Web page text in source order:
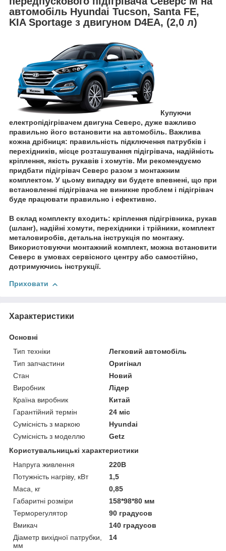
автомобіль Hyundai Tucson, Santa FE,
KIA Sportage з двигуном D4EA, (2,0 л)
Купуючи
електропідігрівачем двигуна Северс, дуже важливо
правильно його встановити на автомобіль. Важлива
кожна дрібниця: правильність підключення патрубків і
перехідників, місце розташування підігрівача, надійність
кріплення, якість рукавів і хомутів. Ми рекомендуємо
придбати підігрівач Северс разом з монтажним
комплектом. У цьому випадку ви будете впевнені, що при
встановленні підігрівача не виникне проблем і підігрівач
буде працювати правильно і ефективно.
В склад комплекту входить: кріплення підігрівника, рукав
(шланг), надійні хомути, перехідники і трійники, комплект
металовиробів, детальна інструкція по монтажу.
Використовуючи монтажний комплект, можна встановити
Северс в умовах сервісного центру або самостійно,
дотримуючись інструкції.
Приховати
Характеристики
Основні
Тип техніки
Легковий автомобіль
Тип запчастини
Оригінал
Стан
Новий
Виробник
Лідер
Країна виробник
Китай
Гарантійний термін
24 міс
Сумісність з маркою
Hyundai
Сумісність з моделлю
Getz
Користувальницькі характеристики
Напруга живлення
220В
Потужність нагріву, кВт
1,5
Маса, кг
0,85
Габаритні розміри
158*98*80 мм
Терморегулятор
90 градусов
Вмикач
140 градусов
Діаметр вихідної патрубки,
мм
14